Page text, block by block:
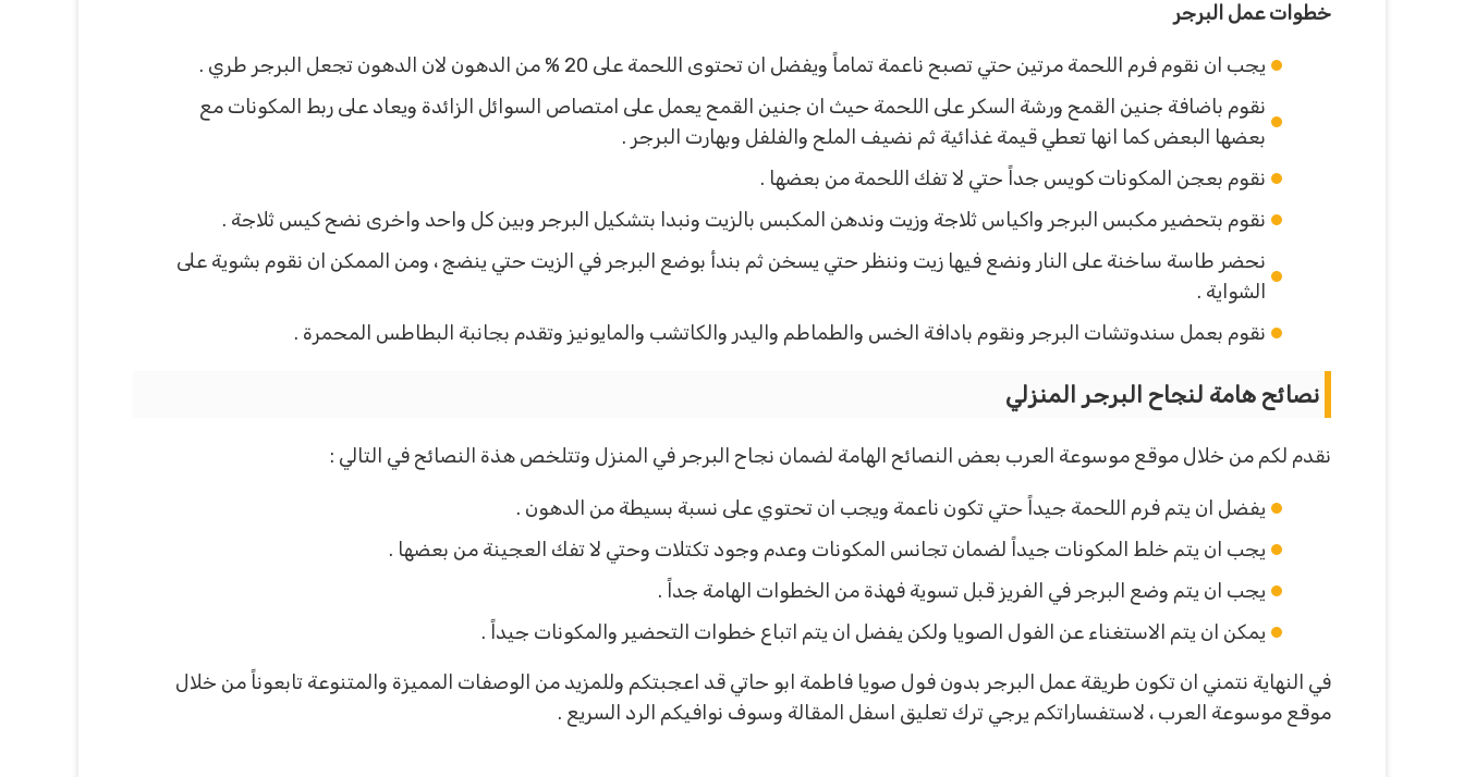
خطوات عمل البرجر
يجب ان نقوم فرم اللحمة مرتين حتي تصبح ناعمة تماماً ويفضل ان تحتوى اللحمة على 20 % من الدهون لان الدهون تجعل البرجر طري .
نقوم باضافة جنين القمح ورشة السكر على اللحمة حيث ان جنين القمح يعمل على امتصاص السوائل الزائدة ويعاد على ربط المكونات مع
بعضها البعض كما انها تعطي قيمة غذائية ثم نضيف الملح والفلفل وبهارت البرجر .
نقوم بعجن المكونات كويس جداً حتي لا تفك اللحمة من بعضها .
نقوم بتحضير مكبس البرجر واكياس ثلاجة وزيت وندهن المكبس بالزيت ونبدا بتشكيل البرجر وبين كل واحد واخرى نضح كيس ثلاجة .
نحضر طاسة ساخنة على النار ونضع فيها زيت وننظر حتي يسخن ثم بندأ بوضع البرجر في الزيت حتي ينضج ، ومن الممكن ان نقوم بشوية على
الشواية .
نقوم بعمل سندوتشات البرجر ونقوم بادافة الخس والطماطم واليدر والكاتشب والمايونيز وتقدم بجانبة البطاطس المحمرة .
نصائح هامة لنجاح البرجر المنزلي
نقدم لكم من خلال موقع موسوعة العرب بعض النصائح الهامة لضمان نجاح البرجر في المنزل وتتلخص هذة النصائح في التالي :
يفضل ان يتم فرم اللحمة جيداً حتي تكون ناعمة ويجب ان تحتوي على نسبة بسيطة من الدهون .
يجب ان يتم خلط المكونات جيداً لضمان تجانس المكونات وعدم وجود تكتلات وحتي لا تفك العجينة من بعضها .
يجب ان يتم وضع البرجر في الفريز قبل تسوية فهذة من الخطوات الهامة جداً .
يمكن ان يتم الاستغناء عن الفول الصويا ولكن يفضل ان يتم اتباع خطوات التحضير والمكونات جيداً .
في النهاية نتمني ان تكون طريقة عمل البرجر بدون فول صويا فاطمة ابو حاتي قد اعجبتكم وللمزيد من الوصفات المميزة والمتنوعة تابعوناً من خلال
موقع موسوعة العرب ، لاستفساراتكم يرجي ترك تعليق اسفل المقالة وسوف نوافيكم الرد السريع .